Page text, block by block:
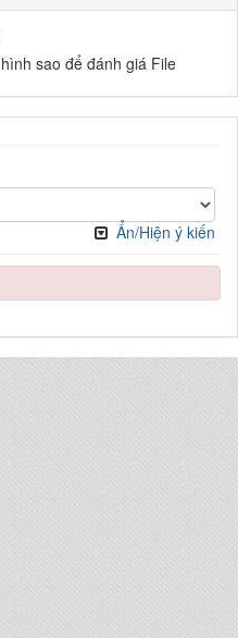
sao để đánh giá File
Ẩn/Hiện ý kiến